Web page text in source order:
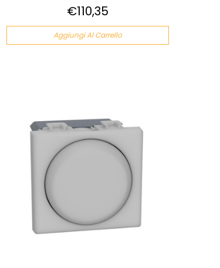
€110,35
Aggiungi Al Carrello